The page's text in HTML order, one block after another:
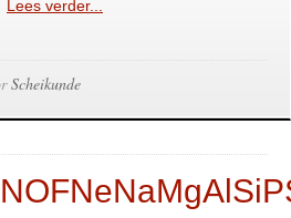
Lees verder...
Scheikunde